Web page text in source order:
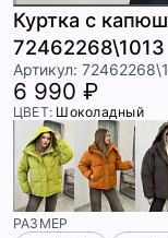
Куртка с
72462268\1013
Артикул:
6 990 ₽
ЦВЕТ: Шоколадный
РАЗМЕР